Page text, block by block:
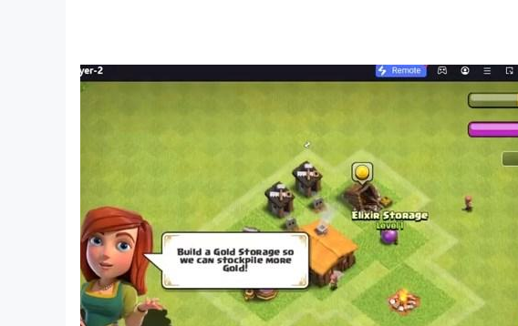
of Alteran.
"Alteran: The Conflict of Light and Darkness"
Join the game now, become the guardian of the continent of